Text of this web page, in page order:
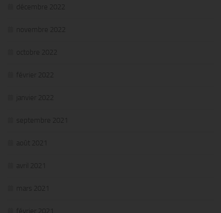
décembre 2022
novembre 2022
octobre 2022
février 2022
janvier 2022
septembre 2021
août 2021
avril 2021
mars 2021
février 2021